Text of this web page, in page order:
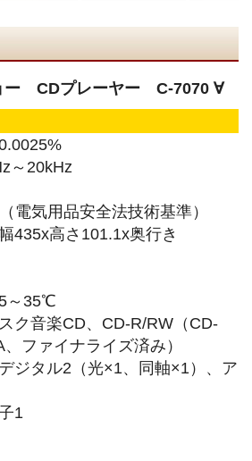
ー CDプレーヤー C-7070 ∀
～20kHz
電気用品安全法技術基準）
435x高さ101.1x奥行き
～35℃
ク音楽CD、CD-R/RW（CD-
ファイナライズ済み）
ジタル2（光×1、同軸×1）、ア
1